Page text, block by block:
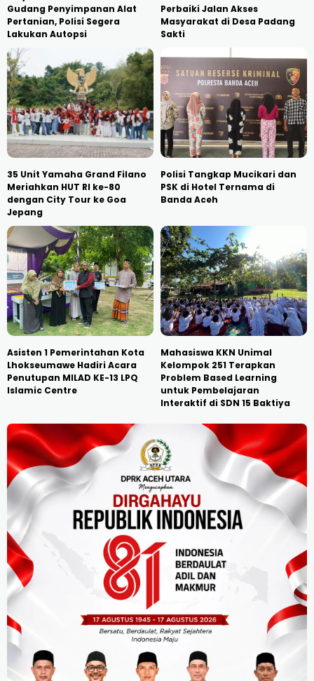
Gudang Penyimpanan Alat
Pertanian, Polisi Segera
Lakukan Autopsi
Perbaiki Jalan Akses
Masyarakat di Desa Padang
Sakti
35 Unit Yamaha Grand Filano
Meriahkan HUT RI ke-80
dengan City Tour ke Goa
Jepang
Polisi Tangkap Mucikari dan
PSK di Hotel Ternama di
Banda Aceh
Asisten 1 Pemerintahan Kota
Lhokseumawe Hadiri Acara
Penutupan MILAD KE-13 LPQ
Islamic Centre
Mahasiswa KKN Unimal
Kelompok 251 Terapkan
Problem Based Learning
untuk Pembelajaran
Interaktif di SDN 15 Baktiya